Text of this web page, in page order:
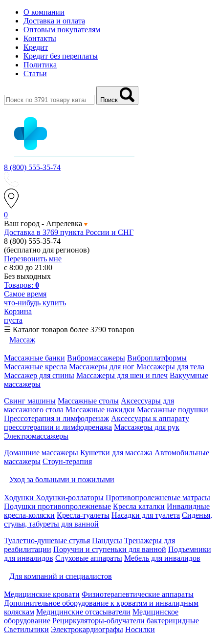
О компании
Доставка и оплата
Оптовым покупателям
Контакты
Кредит
Кредит без переплаты
Политика
Статьи
Поиск
8 (800) 555-35-74
0
Ваш город - Апрелевка
Доставка в 3769 пункта России и СНГ
8 (800) 555-35-74
(бесплатно для регионов)
Перезвонить мне
с 8:00 до 21:00
Без выходных
Товаров: 0
Самое время
что-нибудь купить
Корзина
пуста
☰ Каталог товаров более 3790 товаров
Массаж
Массажные банки Вибромассажеры Виброплатформы
Массажные кресла Массажеры для ног Массажеры для тела
Массажер для спины Массажеры для шеи и плеч Вакуумные
массажеры
Свинг машины Массажные столы Аксессуары для
массажного стола Массажные накидки Массажные подушки
Прессотерапия и лимфодренаж Аксессуары к аппарату
прессотерапии и лимфодренажа Массажеры для рук
Электромассажеры
Домашние массажеры Кушетки для массажа Автомобильные
массажеры Стоун-терапия
Уход за больными и пожилыми
Ходунки Ходунки-роллаторы Противопролежневые матрасы
Подушки противопролежневые Кресла каталки Инвалидные
кресла-коляски Кресла-туалеты Насадки для туалета Сиденья,
стулья, табуреты для ванной
Туалетно-душевые стулья Пандусы Тренажеры для
реабилитации Поручни и ступеньки для ванной Подъемники
для инвалидов Слуховые аппараты Мебель для инвалидов
Для компаний и специалистов
Медицинские кровати Физиотерапевтические аппараты
Дополнительное оборудование к кроватям и инвалидным
коляскам Медицинские отсасыватели Медицинское
оборудование Рециркуляторы-облучатели бактерицидные
Светильники Электрокардиографы Носилки